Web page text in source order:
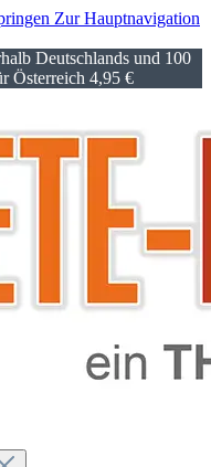
Zur Hauptnavigation
Deutschlands und 100
Österreich 4,95 €